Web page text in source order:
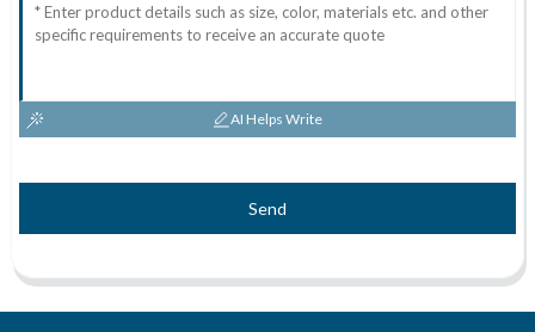
AI Helps Write
Send